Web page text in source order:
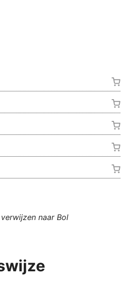
naar Bol